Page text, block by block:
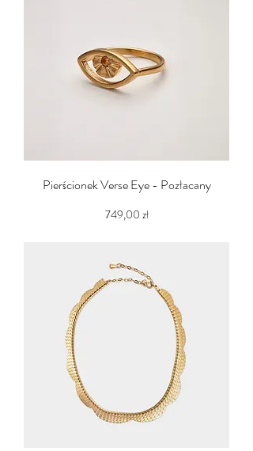
Pierścionek Verse Eye - Pozłacany
Cena
749,00 zł